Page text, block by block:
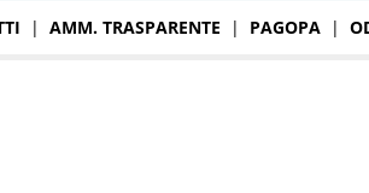
| AMM. TRASPARENTE | PAGOPA |